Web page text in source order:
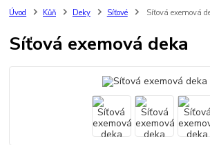
Úvod Kůň Deky Síťové Síťová exemová
Síťová exemová deka